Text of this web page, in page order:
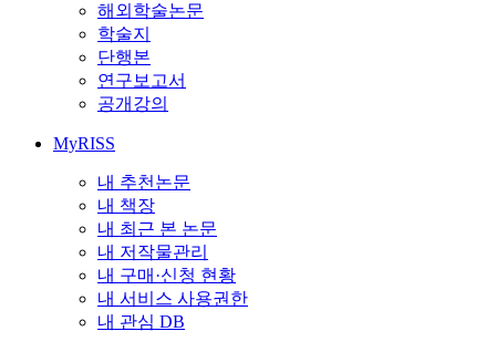
해외학술논문
학술지
단행본
연구보고서
공개강의
MyRISS
내 추천논문
내 책장
내 최근 본 논문
내 저작물관리
내 구매·신청 현황
내 서비스 사용권한
내 관심 DB